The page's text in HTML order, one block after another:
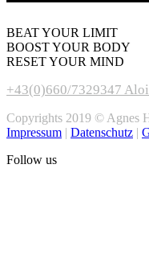
BEAT YOUR LIMIT
BOOST YOUR BODY
RESET YOUR MIND
+43(0)660/7329347
Copyrights 2019 © Agnes
Impressum | Datenschutz |
Follow us